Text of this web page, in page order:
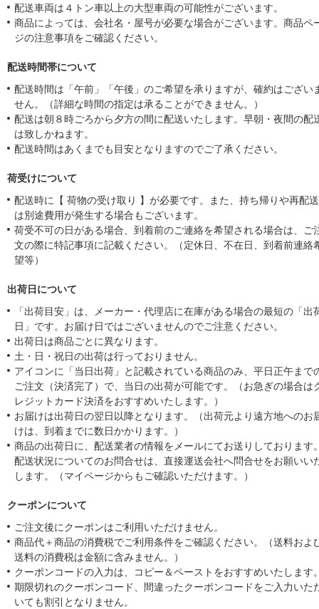
配送車両は４トン車以上の大型車両の可能性がございます。
商品によっては、会社名・屋号が必要な場合がございます。商品ペ
ジの注意事項をご確認ください。
配送時間帯について
配送時間は「午前」「午後」のご希望を承りますが、確約はござい
せん。（詳細な時間の指定は承ることができません。）
配送は朝８時ごろから夕方の間に配送いたします。早朝・夜間の配
は致しかねます。
配送時間はあくまでも目安となりますのでご了承ください。
荷受けについて
配送時に【 荷物の受け取り 】が必要です。また、持ち帰りや再配
は別途費用が発生する場合もございます。
荷受不可の日がある場合、到着前のご連絡を希望される場合は、ご
文の際に特記事項に記載ください。（定休日、不在日、到着前連絡
望等）
出荷日について
「出荷目安」は、メーカー・代理店に在庫がある場合の最短の「出
日」です。お届け日ではございませんのでご注意ください。
出荷日は商品ごとに異なります。
土・日・祝日の出荷は行っておりません。
アイコンに「当日出荷」と記載されている商品のみ、平日正午まで
ご注文（決済完了）で、当日の出荷が可能です。（お急ぎの場合は
レジットカード決済をおすすめいたします。）
お届けは出荷日の翌日以降となります。（出荷元より遠方地へのお
けは、到着までに数日かかります。）
商品の出荷日に、配送業者の情報をメールにてお送りしております
配送状況についてのお問合せは、直接運送会社へ問合せをお願いい
します。（マイページからもご確認いただけます。）
クーポンについて
ご注文後にクーポンはご利用いただけません。
商品代＋商品の消費税でご利用条件をご確認ください。（送料およ
送料の消費税は金額に含みません。）
クーポンコードの入力は、コピー＆ペーストをおすすめいたします
期限切れのクーポンコード、間違ったクーポンコードをご入力いた
いても割引となりません。